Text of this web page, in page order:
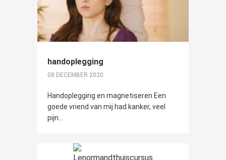
handoplegging
08 DECEMBER 2020
Handoplegging en magnetiseren Een
goede vriend van mij had kanker, veel
pijn...